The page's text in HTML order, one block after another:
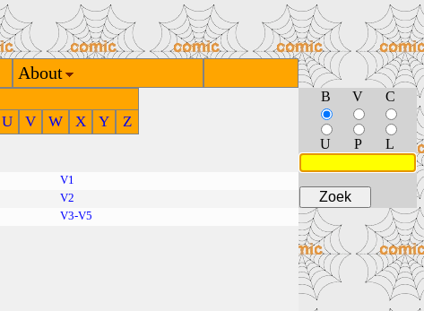
About
U V W X Y Z
V1
V2
V3-V5
B V C
U P L